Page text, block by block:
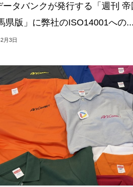
ータバンクが発行する「週刊 帝
県版」に弊社のISO14001への...
月3日